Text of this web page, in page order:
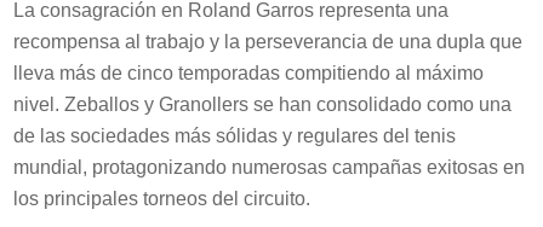
La consagración en Roland Garros representa una
recompensa al trabajo y la perseverancia de una dupla que
lleva más de cinco temporadas compitiendo al máximo
nivel. Zeballos y Granollers se han consolidado como una
de las sociedades más sólidas y regulares del tenis
mundial, protagonizando numerosas campañas exitosas en
los principales torneos del circuito.